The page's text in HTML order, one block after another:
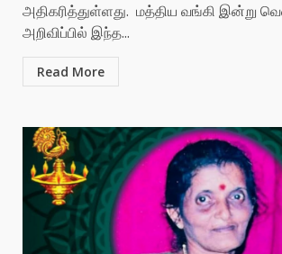
அதிகரித்துள்ளது. மத்திய வங்கி இன்று
அறிவிப்பில் இந்த...
Read More